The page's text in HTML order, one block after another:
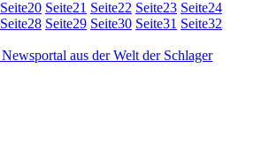
Seite20 Seite21 Seite22 Seite23 Seite24
Seite28 Seite29 Seite30 Seite31 Seite32